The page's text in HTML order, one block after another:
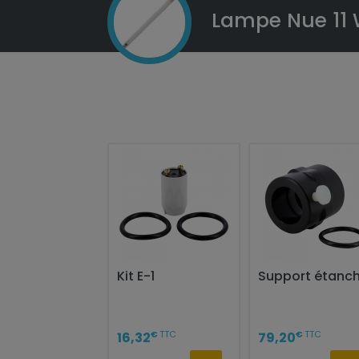
Lampe Nue 11
Kit E-1
16,32€ TTC
Support
79,20€ TTC